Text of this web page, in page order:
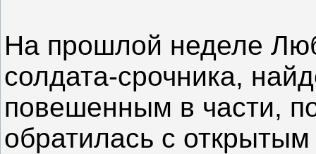
На прошлой неделе
солдата-срочника,
повешенным в части,
обратилась с